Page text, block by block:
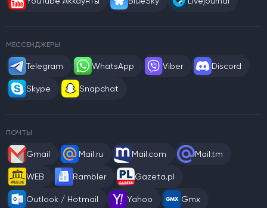
МЕССЕНДЖЕРЫ
Telegram WhatsApp Viber Discord
Skype Snapchat
ПОЧТЫ
Gmail Mail.ru Mail.com Mail.tm
WEB Rambler Gazeta.pl
Outlook / Hotmail Yahoo Gmx